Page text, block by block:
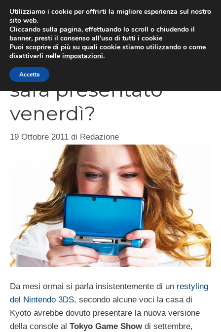
contenuto
Nintendo 3DS Lite
sarà presentato
venerdì?
19 Ottobre 2011 di Redazione
Da mesi ormai si parla insistentemente di un restyling
del Nintendo 3DS, secondo alcune voci la casa di
Kyoto avrebbe dovuto presentare la nuova versione
della console al Tokyo Game Show di settembre,
Utilizziamo i cookie per offrirti la migliore esperienza sul nostro
sito web.
Cliccando sulla pagina, effettuando lo scroll o chiudendo il
banner, presti il consenso all’uso di tutti i cookie
Puoi scoprire di più su quali cookie stiamo utilizzando o come
disattivarli nelle impostazioni.
Accetta